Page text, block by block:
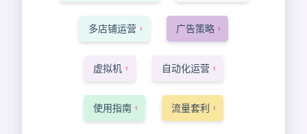
多店铺运营 1 广告策略 1
虚拟机 1 自动化运营 1
使用指南 1 流量套利 1